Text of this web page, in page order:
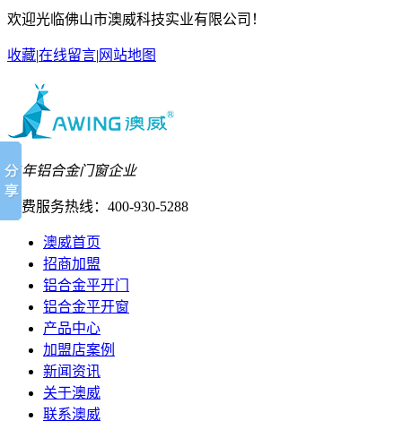
欢迎光临佛山市澳威科技实业有限公司！
收藏|在线留言| 网站地图
27年铝合金门窗企业
免费服务热线： 400-930-5288
澳威首页
招商加盟
铝合金平开门
铝合金平开窗
产品中心
加盟店案例
新闻资讯
关于澳威
联系澳威